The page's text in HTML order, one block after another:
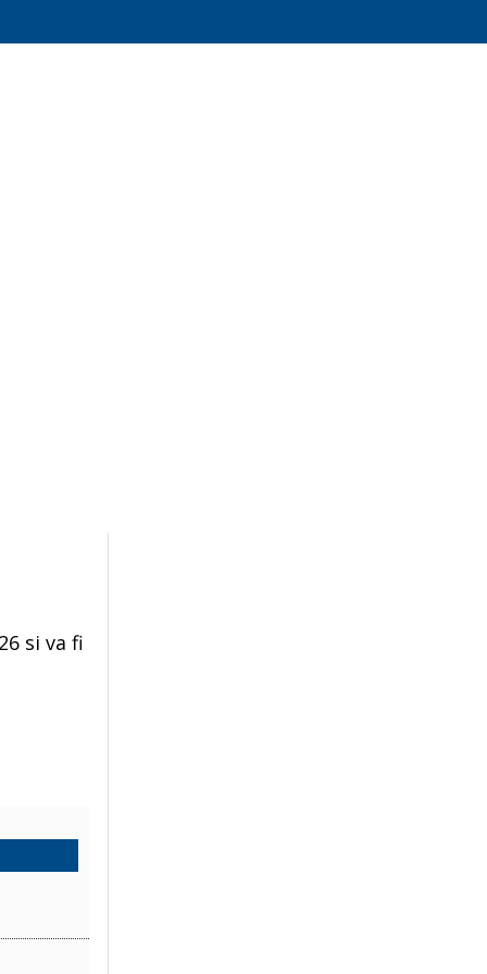
si va fi